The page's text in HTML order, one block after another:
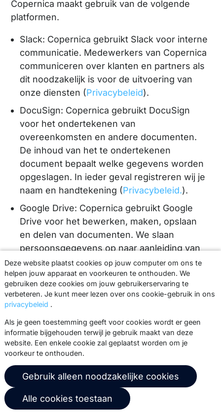
Copernica maakt gebruik van de volgende
platformen.
Slack: Copernica gebruikt Slack voor interne
communicatie. Medewerkers van Copernica
communiceren over klanten en partners als
dit noodzakelijk is voor de uitvoering van
onze diensten (Privacybeleid).
DocuSign: Copernica gebruikt DocuSign
voor het ondertekenen van
overeenkomsten en andere documenten.
De inhoud van het te ondertekenen
document bepaalt welke gegevens worden
opgeslagen. In ieder geval registreren wij je
naam en handtekening (Privacybeleid.).
Google Drive: Copernica gebruikt Google
Drive voor het bewerken, maken, opslaan
en delen van documenten. We slaan
persoonsgegevens op naar aanleiding van
onder andere gespreksverslagen, notulen
van vergaderingen en overzichten van
verkoopresultaten (Privacybeleid).
Blue10 en Twinfield: Copernica gebruikt
Blue10 en Twinfield voor administratieve
doeleinden (Privacybeleid van Blue10,
privacybeleid van Twinfield.).
ABN AMRO: Copernica gebruikt software
van ABN AMRO om te bankieren
Miro: Copernica gebruikt software van Miro
Deze website plaatst cookies op jouw computer om ons te
helpen jouw apparaat en voorkeuren te onthouden. We
gebruiken deze cookies om jouw gebruikerservaring te
verbeteren. Je kunt meer lezen over ons cookie-gebruik in ons
privacybeleid .
Als je geen toestemming geeft voor cookies wordt er geen
informatie bijgehouden terwijl je gebruik maakt van deze
website. Een enkele cookie zal geplaatst worden om je
voorkeur te onthouden.
Gebruik alleen noodzakelijke cookies
Alle cookies toestaan